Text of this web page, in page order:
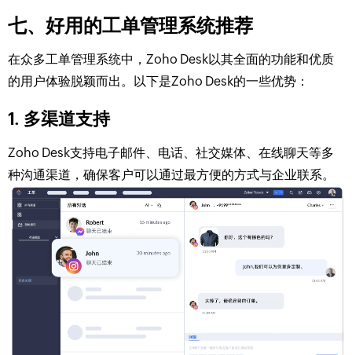
七、好用的工单管理系统推荐
在众多工单管理系统中，Zoho Desk以其全面的功能和优质
的用户体验脱颖而出。以下是Zoho Desk的一些优势：
1. 多渠道支持
Zoho Desk支持电子邮件、电话、社交媒体、在线聊天等多
种沟通渠道，确保客户可以通过最方便的方式与企业联系。